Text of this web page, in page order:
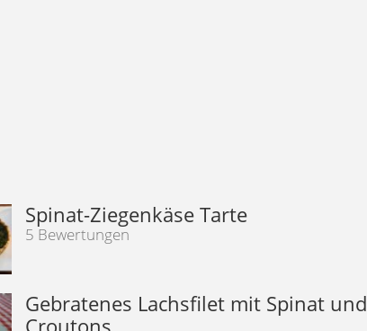
Spinat-Ziegenkäse Tarte
5 Bewertungen
Gebratenes Lachsfilet mit Spinat und
Croutons